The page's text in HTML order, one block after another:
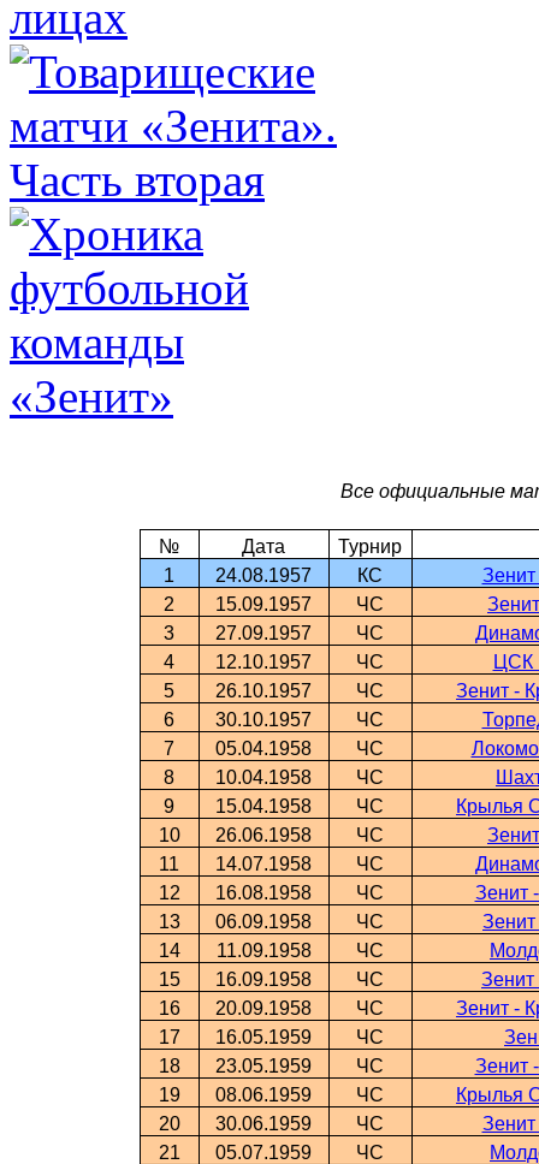
Все официальные
№ Дата
Турнир
1
24.08.1957 КС
2
15.09.1957 ЧС
3
27.09.1957 ЧС
4
12.10.1957 ЧС
ЦСК
5
26.10.1957 ЧС
Зенит -
6
30.10.1957 ЧС
7
05.04.1958 ЧС
8
10.04.1958 ЧС
9
15.04.1958 ЧС
Крылья
10
26.06.1958 ЧС
11
14.07.1958 ЧС
12
16.08.1958 ЧС
Зенит
13
06.09.1958 ЧС
14
11.09.1958 ЧС
15
16.09.1958 ЧС
16
20.09.1958 ЧС
Зенит -
17
16.05.1959 ЧС
18
23.05.1959 ЧС
Зенит
19
08.06.1959 ЧС
Крылья
20
30.06.1959 ЧС
21
05.07.1959 ЧС